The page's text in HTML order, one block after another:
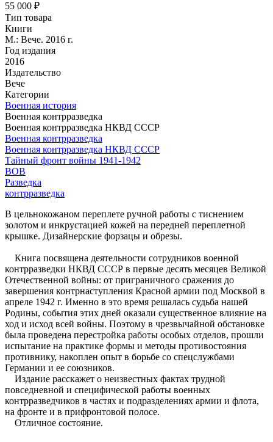
55 000 ₽
Тип товара
Книги
М.: Вече. 2016 г.
Год издания
2016
Издательство
Вече
Категории
Военная история
Военная контрразведка
Военная контрразведка НКВД СССР
Военная контрразведка
Военная контрразведка НКВД СССР
Тайный фронт войны 1941-1942
ВОВ
Разведка
контрразведка
В цельнокожаном переплете ручной работы с тиснением
золотом и инкрустацией кожей на передней переплетной
крышке. Дизайнерские форзацы и обрезы.
Книга посвящена деятельности сотрудников военной
контрразведки НКВД СССР в первые десять месяцев Великой
Отечественной войны: от приграничного сражения до
завершения контрнаступления Красной армии под Москвой в
апреле 1942 г. Именно в это время решалась судьба нашей
Родины, события этих дней оказали существенное влияние на
ход и исход всей войны. Поэтому в чрезвычайной обстановке
была проведена перестройка работы особых отделов, прошли
испытание на практике формы и методы противостояния
противнику, накоплен опыт в борьбе со спецслужбами
Германии и ее союзников.
Издание расскажет о неизвестных фактах трудной
повседневной и специфической работы военных
контрразведчиков в частях и подразделениях армии и флота,
на фронте и в прифронтовой полосе.
Отличное состояние.